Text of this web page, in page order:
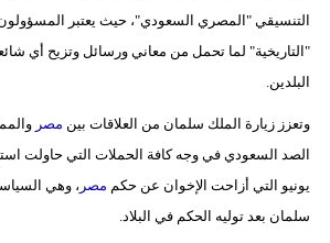
التنسيقي "المصري السعودي"، حيث يعتبر المسؤولون
"التاريخية" لما تحمل من معاني ورسائل وتزيح أي
البلدين.
وتعزز زيارة الملك سلمان من العلاقات بين مصر
الصد السعودي في وجه كافة الحملات التي حاولت
يونيو التي أزاحت الإخوان عن حكم مصر ، وهي
سلمان بعد توليه الحكم في البلاد.